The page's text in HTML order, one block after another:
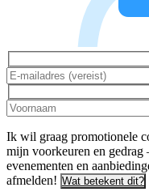
Ik wil graag promotionele
mijn voorkeuren en gedrag
evenementen en
afmelden! Wat betekent dit?